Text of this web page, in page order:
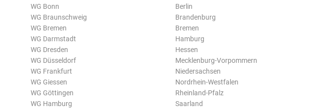
WG Bonn
WG Braunschweig
WG Bremen
WG Darmstadt
WG Dresden
WG Düsseldorf
WG Frankfurt
WG Giessen
WG Göttingen
WG Hamburg
Berlin
Brandenburg
Bremen
Hamburg
Hessen
Mecklenburg-Vorpommern
Niedersachsen
Nordrhein-Westfalen
Rheinland-Pfalz
Saarland